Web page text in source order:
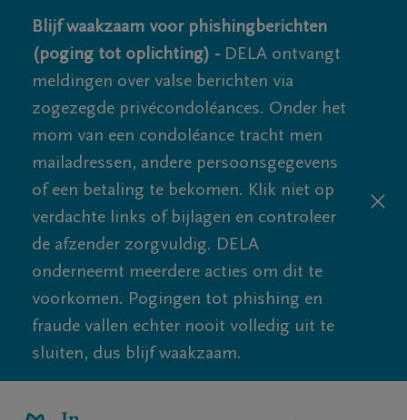
Blijf waakzaam voor phishingberichten
(poging tot oplichting) - DELA ontvangt
meldingen over valse berichten via
zogezegde privécondoléances. Onder het
mom van een condoléance tracht men
mailadressen, andere persoonsgegevens
of een betaling te bekomen. Klik niet op
verdachte links of bijlagen en controleer
de afzender zorgvuldig. DELA
onderneemt meerdere acties om dit te
voorkomen. Pogingen tot phishing en
fraude vallen echter nooit volledig uit te
sluiten, dus blijf waakzaam.